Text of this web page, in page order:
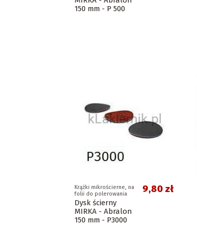
150 mm - P 500
Krążki mikrościerne, na
folii do polerowania
Dysk ścierny
MIRKA - Abralon
150 mm - P3000
9,80 zł